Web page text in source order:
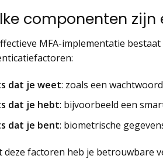
componenten
MFA-implementatie
dat je weet: zoals een
dat je hebt: bijvoorbeeld een
dat je bent: biometrische
deze factoren heb je betrouwbare